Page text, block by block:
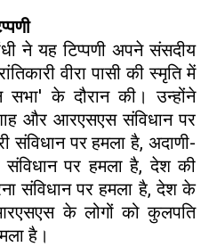
ने यह टिप्पणी अपने संसदीय
वीरा पासी की स्मृति में
सभा' के दौरान की। उन्होंने
और आरएसएस संविधान पर
संविधान पर हमला है, अदाणी-
संविधान पर हमला है, देश की
संविधान पर हमला है, देश के
आरएसएस के लोगों को कुलपति
है।